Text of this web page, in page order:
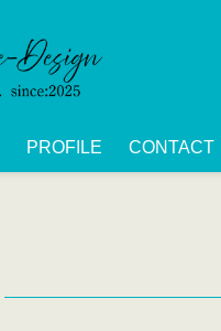
PROFILE CONTACT